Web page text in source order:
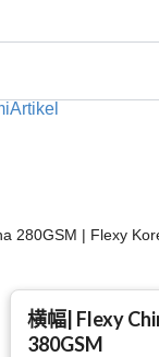
Artikel
280GSM | Flexy
横幅| Flexy
380GSM